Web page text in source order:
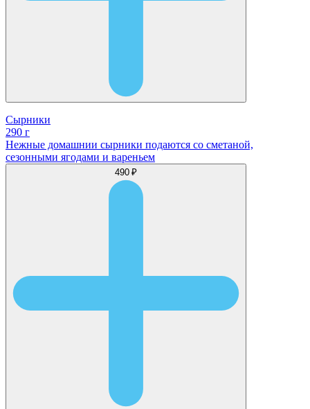
Сырники
290 г
Нежные домашнии сырники подаются со сметаной,
сезонными ягодами и вареньем
490 ₽